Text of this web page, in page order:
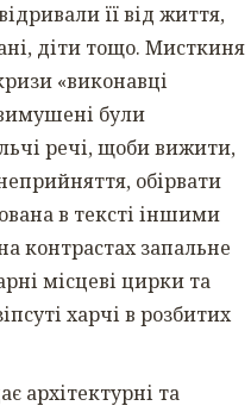
її від життя,
діти тощо. Мисткиня
«виконавці
були
речі, щоби вижити,
обірвати
в тексті іншими
контрастах запальне
місцеві цирки та
харчі в розбитих
архітектурні та